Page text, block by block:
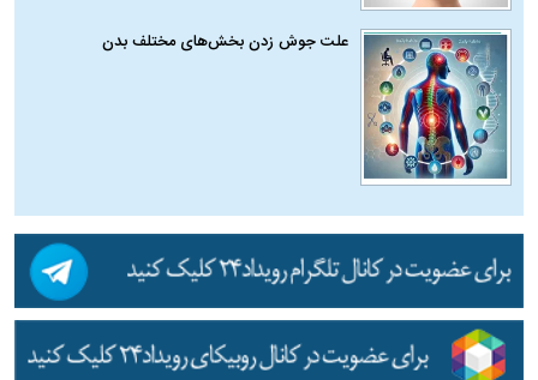
علت جوش زدن بخش‌های مختلف بدن